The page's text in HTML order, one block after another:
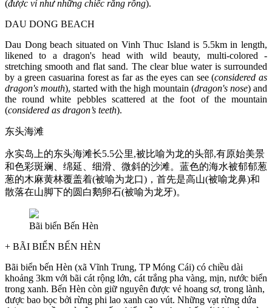
(được ví như những chiếc răng rồng).
DAU DONG BEACH
Dau Dong beach situated on Vinh Thuc Island is 5.5km in length,
likened to a dragon's head with wild beauty, multi-colored -
stretching smooth and flat sand. The clear blue water is surrounded
by a green casuarina forest as far as the eyes can see (considered as
dragon's mouth), started with the high mountain (dragon's nose) and
the round white pebbles scattered at the foot of the mountain
(considered as dragon’s teeth).
东头海滩
永实岛上的东头海滩长5.5公里,被比喻为龙的头部,有原始美景
和色彩斑斓、绵延、细滑、微斜的沙滩。蓝色的海水被郁郁葱
葱的木麻黄林覆盖着(被喻为龙口)，首先是高山(被喻龙鼻)和
散落在山脚下的圆白鹅卵石(被喻为龙牙)。
Bãi biển Bến Hèn
+ BÃI BIỂN BẾN HÈN
Bãi biển bến Hèn (xã Vĩnh Trung, TP Móng Cái) có chiều dài
khoảng 3km với bãi cát rộng lớn, cát trắng pha vàng, mịn, nước biển
trong xanh. Bến Hèn còn giữ nguyên được vẻ hoang sơ, trong lành,
được bao bọc bởi rừng phi lao xanh cao vút. Những vạt rừng dứa